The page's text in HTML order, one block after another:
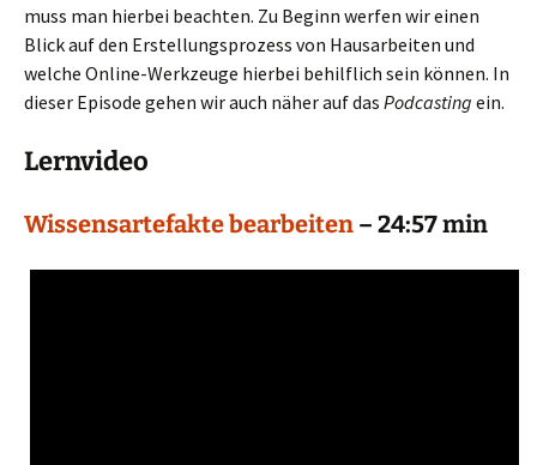
muss man hierbei beachten. Zu Beginn werfen wir einen
Blick auf den Erstellungsprozess von Hausarbeiten und
welche Online-Werkzeuge hierbei behilflich sein können. In
dieser Episode gehen wir auch näher auf das Podcasting ein.
Lernvideo
Wissensartefakte bearbeiten – 24:57 min